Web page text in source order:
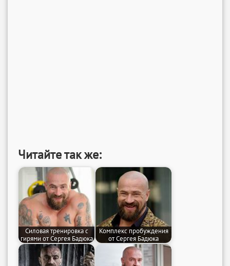
Читайте так же:
Силовая тренировка с
гирями от Сергея Бадюка
Комплекс пробуждения
от Сергея Бадюка